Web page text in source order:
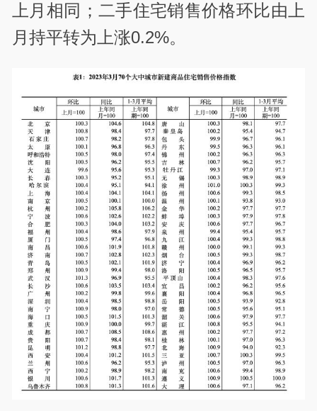
上月相同；二手住宅销售价格环比由上
月持平转为上涨0.2%。